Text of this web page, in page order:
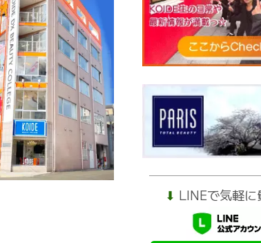
⬇︎ LINEで気軽に